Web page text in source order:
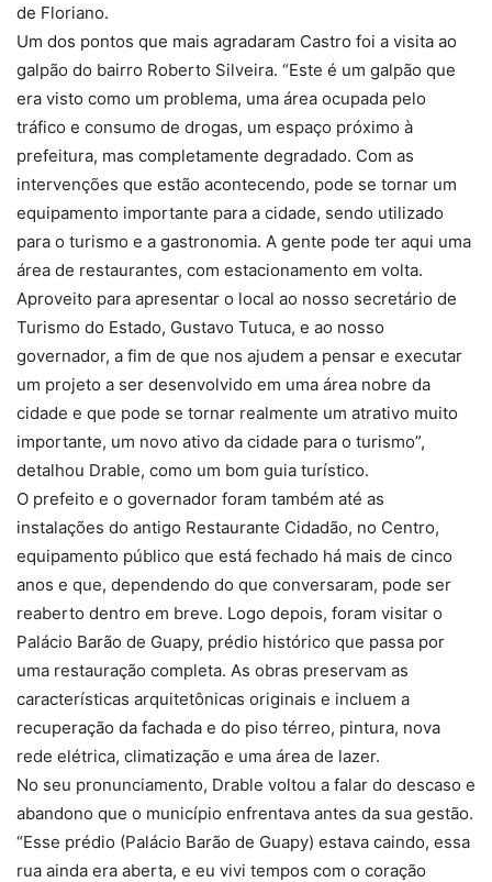
de Floriano.
Um dos pontos que mais agradaram Castro foi a visita ao
galpão do bairro Roberto Silveira. “Este é um galpão que
era visto como um problema, uma área ocupada pelo
tráfico e consumo de drogas, um espaço próximo à
prefeitura, mas completamente degradado. Com as
intervenções que estão acontecendo, pode se tornar um
equipamento importante para a cidade, sendo utilizado
para o turismo e a gastronomia. A gente pode ter aqui uma
área de restaurantes, com estacionamento em volta.
Aproveito para apresentar o local ao nosso secretário de
Turismo do Estado, Gustavo Tutuca, e ao nosso
governador, a fim de que nos ajudem a pensar e executar
um projeto a ser desenvolvido em uma área nobre da
cidade e que pode se tornar realmente um atrativo muito
importante, um novo ativo da cidade para o turismo”,
detalhou Drable, como um bom guia turístico.
O prefeito e o governador foram também até as
instalações do antigo Restaurante Cidadão, no Centro,
equipamento público que está fechado há mais de cinco
anos e que, dependendo do que conversaram, pode ser
reaberto dentro em breve. Logo depois, foram visitar o
Palácio Barão de Guapy, prédio histórico que passa por
uma restauração completa. As obras preservam as
características arquitetônicas originais e incluem a
recuperação da fachada e do piso térreo, pintura, nova
rede elétrica, climatização e uma área de lazer.
No seu pronunciamento, Drable voltou a falar do descaso e
abandono que o município enfrentava antes da sua gestão.
“Esse prédio (Palácio Barão de Guapy) estava caindo, essa
rua ainda era aberta, e eu vivi tempos com o coração